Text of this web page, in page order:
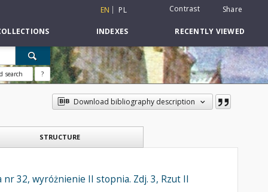
EN PL Contrast Share
INDEXES RECENTLY VIEWED
search ?
Download bibliography description
STRUCTURE
32, wyróżnienie II stopnia. Zdj. 3, Rzut II